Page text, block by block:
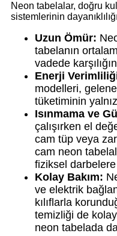
Neon tabelalar, doğru
sistemlerinin
Uzun Ömür:
tabelanın
vadede
Enerji
modelleri,
tüketiminin
Isınmama ve
çalışırken el
cam tüp veya
cam neon
fiziksel
Kolay Bakım:
ve elektrik
kılıflarla
temizliği de
neon tabelada